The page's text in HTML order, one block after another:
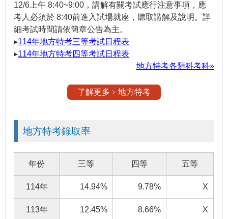
12/6上午 8:40~9:00，講解有關考試應行注意事項，應
考人必須於 8:40前進入試場就座，聽取講解及說明。詳
細考試時間請依簡章公告為主。
▸114年地方特考三等考試日程表
▸114年地方特考四等考試日程表
地方特考各類科考科»
了解更多﹥地方特考
地方特考錄取率
年份 三等 四等 五等
114年 14.94% 9.78% X
113年 12.45% 8.66% X